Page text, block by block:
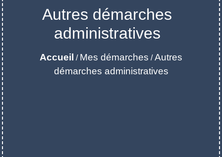
Autres démarches
administratives
Accueil / Mes démarches /Autres
démarches administratives